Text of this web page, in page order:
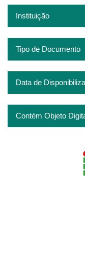
Instituição
Tipo de Documento
Data de
Contém Objeto